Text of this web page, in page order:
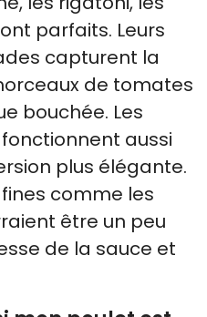
parfaits. Leurs
capturent la
de tomates
bouchée. Les
aussi
plus élégante.
comme les
être un peu
de la sauce et